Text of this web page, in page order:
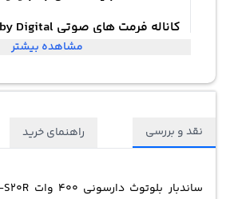
کاناله فرمت های صوتی Dolby Digital
مشاهده بیشتر
نقد و بررسی راهنمای خرید